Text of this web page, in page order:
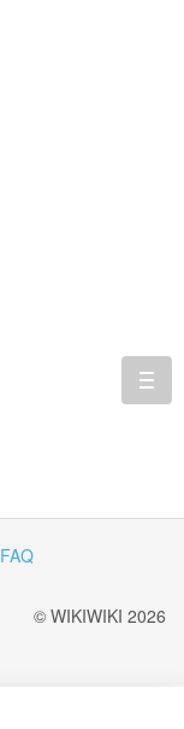
FAQ
© WIKIWIKI 2026